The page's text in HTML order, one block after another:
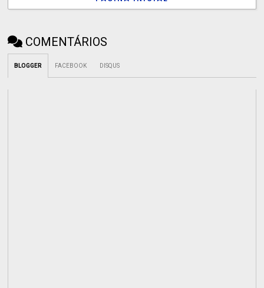
COMENTÁRIOS
BLOGGER FACEBOOK DISQUS